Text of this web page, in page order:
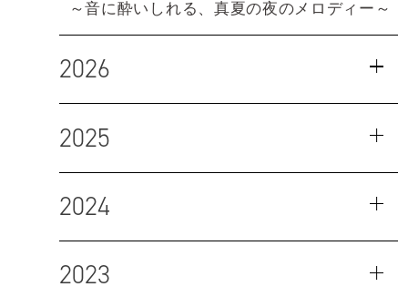
～音に酔いしれる、真夏の夜のメロディー～
2026
2025
2024
2023